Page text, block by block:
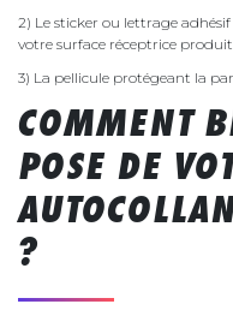
2) Le sticker ou lettrage
votre surface réceptrice
3) La pellicule protégeant la
COMMENT
POSE DE
?